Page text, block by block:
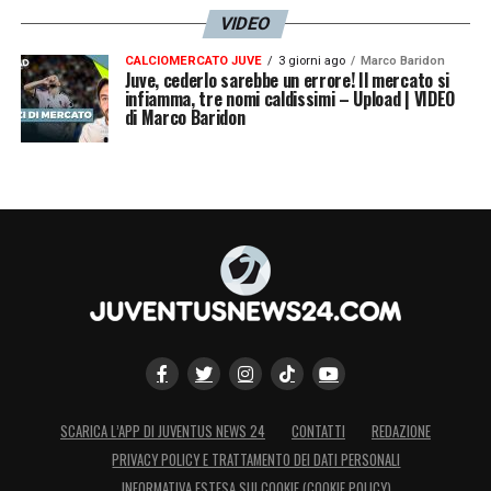
VIDEO
CALCIOMERCATO JUVE 3 giorni ago Marco Baridon
Juve, cederlo sarebbe un errore! Il mercato si
infiamma, tre nomi caldissimi – Upload | VIDEO
di Marco Baridon
SCARICA L’APP DI JUVENTUS NEWS 24 CONTATTI
REDAZIONE
PRIVACY POLICY E TRATTAMENTO DEI DATI PERSONALI